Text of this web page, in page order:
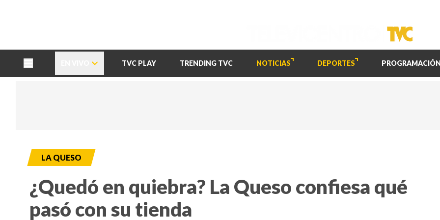
TVC PLAY TRENDING TVC NOTICIAS DEPORTES PROGRAMACIÓN
LA QUESO
¿Quedó en quiebra? La Queso confiesa qué
pasó con su tienda